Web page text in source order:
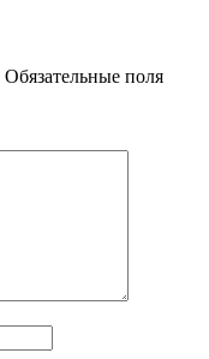
Обязательные поля